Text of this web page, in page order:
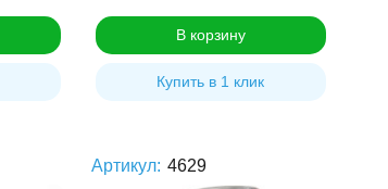
В корзину
Купить в 1 клик
Артикул: 4629